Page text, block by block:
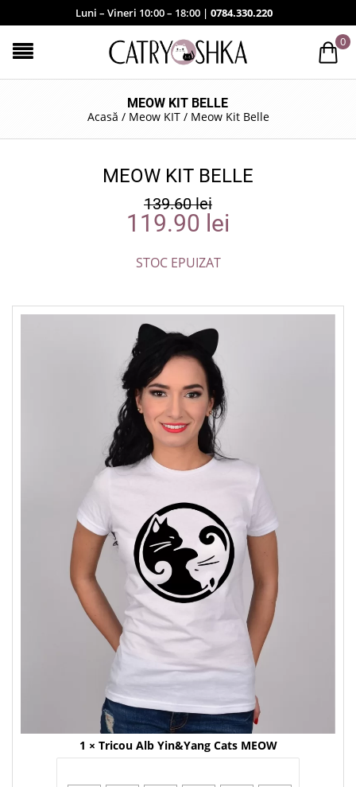
Luni – Vineri 10:00 – 18:00 | 0784.330.220
0
MEOW KIT BELLE
Acasă / Meow KIT/ Meow Kit Belle
MEOW KIT BELLE
139.60lei
119.90 lei
STOC EPUIZAT
1 × Tricou Alb Yin&Yang Cats MEOW